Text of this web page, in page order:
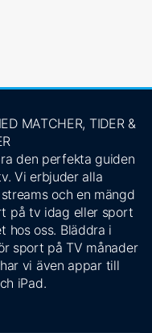
MATCHER, TIDER &
den perfekta guiden
Vi erbjuder alla
och en mängd
på tv idag eller sport
hos oss. Bläddra i
sport på TV månader
vi även appar till
iPad.